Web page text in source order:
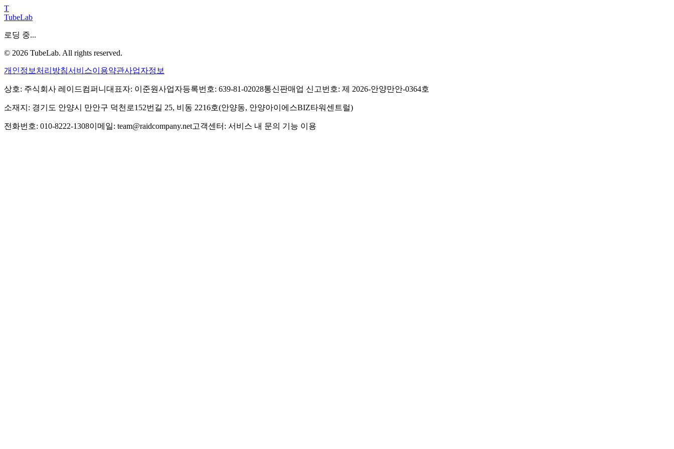
T
TubeLab
로딩 중...
© 2026 TubeLab. All rights reserved.
개인정보처리방침서비스이용약관사업자정보
상호: 주식회사 레이드컴퍼니 대표자: 이준원사업자등록번호: 639-81-02028통신판매업 신고번호: 제 2026-안양만안-0364호
소재지: 경기도 안양시 만안구 덕천로152번길 25, 비동 2216호(안양동, 안양아이에스BIZ타워센트럴)
전화번호: 010-8222-1308이메일: team@raidcompany.net고객센터: 서비스 내 문의 기능 이용